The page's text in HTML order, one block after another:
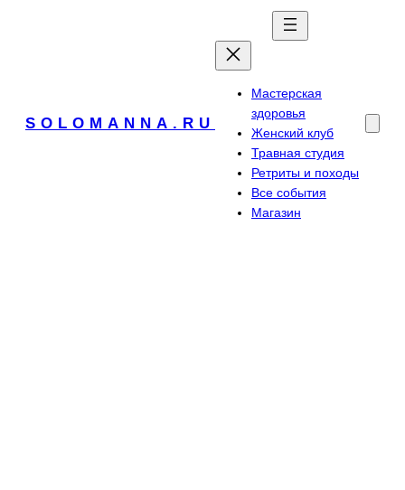
SOLOMANNA.RU
Мастерская
здоровья
Женский клуб
Травная студия
Ретриты и походы
Все события
Магазин